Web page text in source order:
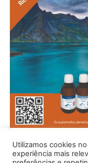
Utilizamos cookies
experiência mais